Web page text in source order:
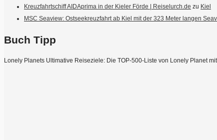
Kreuzfahrtschiff AIDAprima in der Kieler Förde | Reiselurch.de zu Kiel
MSC Seaview: Ostseekreuzfahrt ab Kiel mit der 323 Meter langen
Buch Tipp
Lonely Planets Ultimative Reiseziele: Die TOP-500-Liste von Lonely Planet